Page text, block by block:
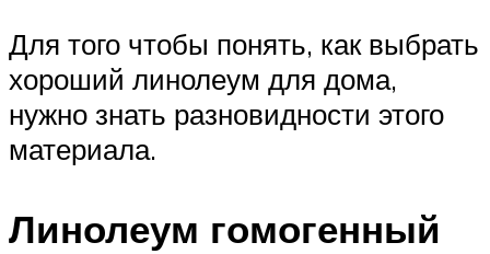
Для того чтобы понять, как выбрать
хороший линолеум для дома,
нужно знать разновидности этого
материала.
Линолеум гомогенный